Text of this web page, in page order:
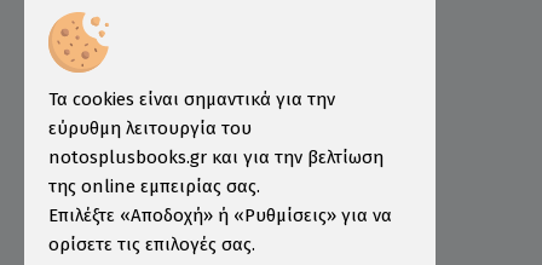
Επιμελητήριο
Ινστιτούτο ÖSD Ελλάδας
Πληροφορίες
Τρόποι Παραγγελίας
Τρόποι Πληρωμής
Τρόποι Αποστολής
Τα cookies είναι σημαντικά για την
εύρυθμη λειτουργία του
notosplusbooks.gr και για την βελτίωση
της online εμπειρίας σας.
Επιλέξτε «Αποδοχή» ή «Ρυθμίσεις» για να
ορίσετε τις επιλογές σας.